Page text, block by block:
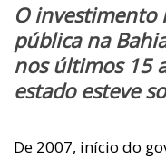
O investimento
pública na
nos últimos 15
estado esteve
De 2007, início do